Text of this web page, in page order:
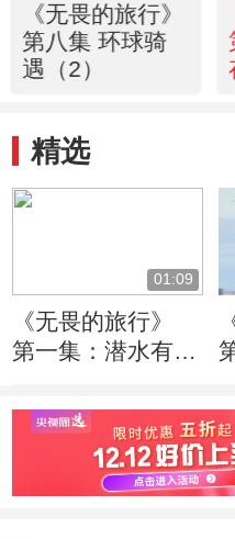
《无畏的旅行》
第八集 环球骑
遇（2）
精选
01:09
《无畏的旅行》
第一集：潜水有多
因素会有生命危险